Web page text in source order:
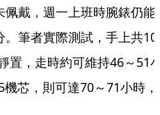
戴，週一上班時腕錶仍能
筆者實際測試，手上共10
置，走時約可維持46～51
芯，則可達70～71小時，